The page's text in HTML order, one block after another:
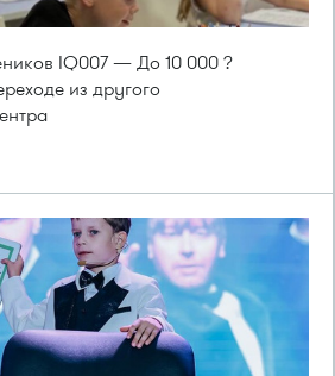
IQ007 — До 10 000 ?
из другого